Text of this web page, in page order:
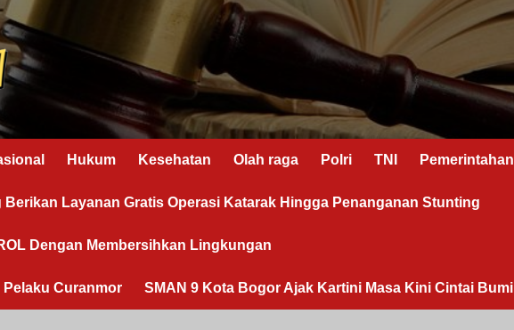
Hukum Kesehatan Olah raga Polri TNI Pemerintahan
Layanan Gratis Operasi Katarak Hingga Penanganan Stunting
Dengan Membersihkan Lingkungan
Curanmor SMAN 9 Kota Bogor Ajak Kartini Masa Kini Cintai Bumi